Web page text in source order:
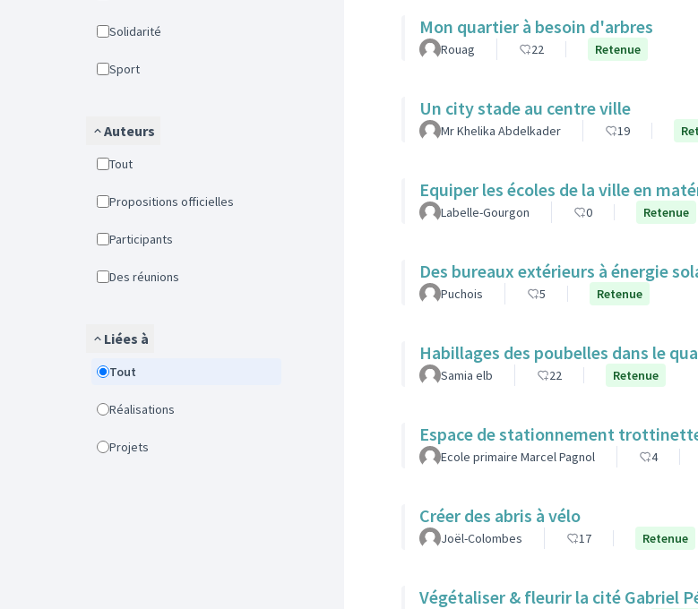
Solidarité
Sport
Auteurs
Tout
Propositions officielles
Participants
Des réunions
Liées à
Tout
Réalisations
Projets
Mon quartier à besoin d'arbres
Rouag 22 Retenue
Un city stade au centre ville
Mr Khelika Abdelkader 19
Equiper les écoles de la ville en
Labelle-Gourgon 0 Retenue
Des bureaux extérieurs à énergie
Puchois 5 Retenue
Habillages des poubelles dans le
Samia elb 22 Retenue
Espace de stationnement
Ecole primaire Marcel Pagnol 4
Créer des abris à vélo
Joël-Colombes 17 Retenue
Végétaliser & fleurir la cité Gabriel